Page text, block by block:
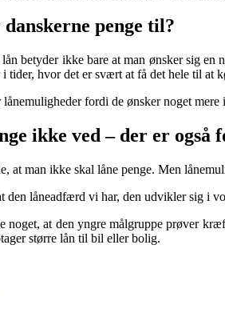
penge til?
betyder ikke bare at man ønsker sig
tider, hvor det er svært at få det hele til at
fordi de ønsker noget
ikke ved – der er også
at man ikke skal låne penge. Men
den låneadfærd vi har, den udvikler sig i
noget, at den yngre målgruppe prøver
større lån til bil eller bolig.